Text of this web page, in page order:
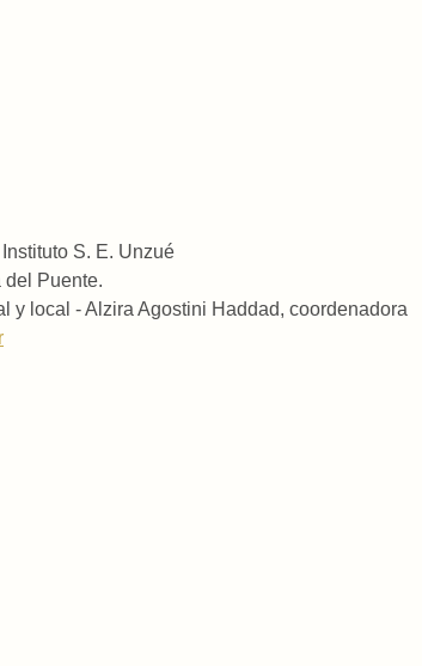
S. E. Unzué
del Puente.
y local - Alzira Agostini Haddad, coordenadora